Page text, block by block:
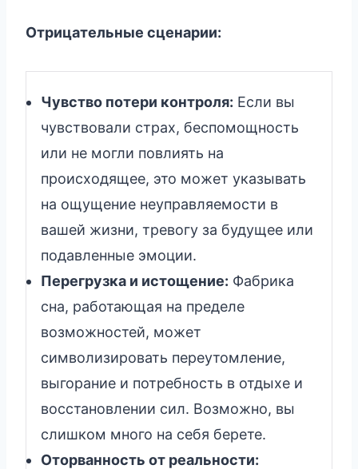
Отрицательные сценарии:
Чувство потери контроля: Если вы
чувствовали страх, беспомощность
или не могли повлиять на
происходящее, это может указывать
на ощущение неуправляемости в
вашей жизни, тревогу за будущее или
подавленные эмоции.
Перегрузка и истощение: Фабрика
сна, работающая на пределе
возможностей, может
символизировать переутомление,
выгорание и потребность в отдыхе и
восстановлении сил. Возможно, вы
слишком много на себя берете.
Оторванность от реальности: